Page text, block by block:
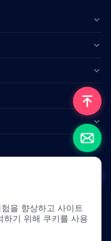
을 향상하고 사이트
하기 위해 쿠키를 사용
한국인